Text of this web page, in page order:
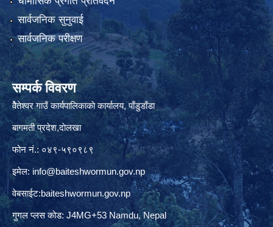
सार्वजनिक सुनुवाई
सार्वजनिक परीक्षण
सम्पर्क विवरण
वैेतेश्वर गाउँ कार्यपालिकाकाे कार्यालय, पाँडुडाँडा
बागमती‌ प्रदेश,दाेलखा
फोन नं.: ०४९-५९०९८९
इमेल: info@baiteshwormun.gov.np
वेबसाईट:baiteshwormun.gov.np
गुगल प्लस कोड: J4MG+53 Namdu, Nepal